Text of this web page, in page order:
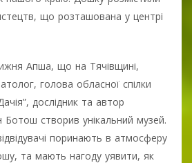
що розташована у центрі
Апша, що на Тячівщині,
голова обласної спілки
дослідник та автор
Ботош створив унікальний музей.
поринають в атмосферу
та мають нагоду уявити, як